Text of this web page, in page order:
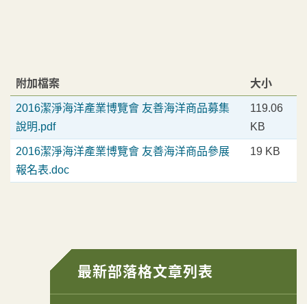
附加檔案 大小
2016潔淨海洋產業博覽會 友善海洋商品募集
說明.pdf
119.06
KB
2016潔淨海洋產業博覽會 友善海洋商品參展
報名表.doc
19 KB
最新部落格文章列表